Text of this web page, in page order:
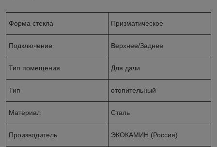
Форма стекла Призматическое
Подключение Верхнее/Заднее
Тип помещения Для дачи
Тип отопительный
Материал Сталь
Производитель ЭКОКАМИН (Россия)